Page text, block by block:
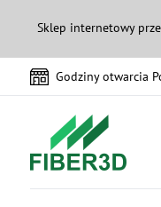
Sklep internetowy
Godziny otwarcia